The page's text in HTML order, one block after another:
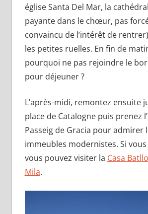
église Santa Del Mar, la
payante dans le chœur, pas
convaincu de l’intérêt de
les petites ruelles. En fin de
pourquoi ne pas rejoindre le
pour déjeuner ?
L’après-midi, remontez ensuite
place de Catalogne puis prenez
Passeig de Gracia pour admirer
immeubles modernistes. Si
vous pouvez visiter la Casa Batllo
Mila.